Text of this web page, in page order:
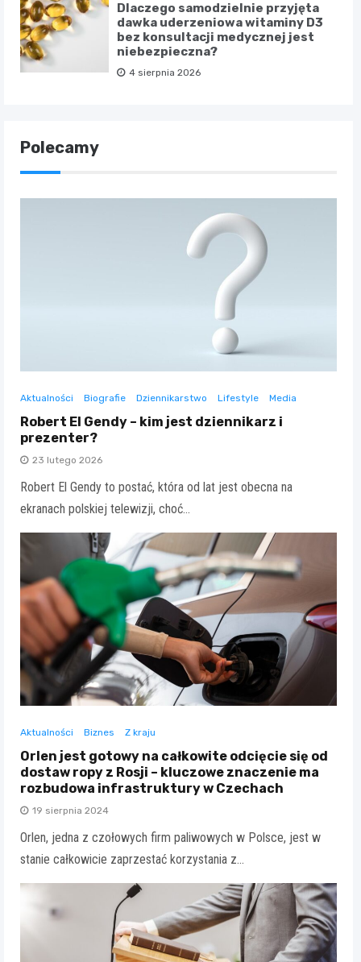
Dlaczego samodzielnie przyjęta
dawka uderzeniowa witaminy D3
bez konsultacji medycznej jest
niebezpieczna?
4 sierpnia 2026
Polecamy
Aktualności Biografie Dziennikarstwo Lifestyle Media
Robert El Gendy – kim jest dziennikarz i
prezenter?
23 lutego 2026
Robert El Gendy to postać, która od lat jest obecna na
ekranach polskiej telewizji, choć…
Aktualności Biznes Z kraju
Orlen jest gotowy na całkowite odcięcie się od
dostaw ropy z Rosji – kluczowe znaczenie ma
rozbudowa infrastruktury w Czechach
19 sierpnia 2024
Orlen, jedna z czołowych firm paliwowych w Polsce, jest w
stanie całkowicie zaprzestać korzystania z…